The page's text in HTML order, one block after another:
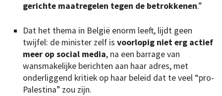
gerichte maatregelen tegen de betrokkenen.”
Dat het thema in België enorm leeft, lijdt geen
twijfel: de minister zelf is voorlopig niet erg actief
meer op social media, na een barrage van
wansmakelijke berichten aan haar adres, met
onderliggend kritiek op haar beleid dat te veel “pro-
Palestina” zou zijn.